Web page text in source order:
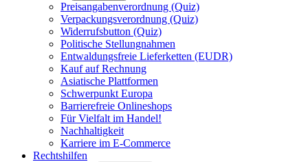
Preisangabenverordnung (Quiz)
Verpackungsverordnung (Quiz)
Widerrufsbutton (Quiz)
Politische Stellungnahmen
Entwaldungsfreie Lieferketten (EUDR)
Kauf auf Rechnung
Asiatische Plattformen
Schwerpunkt Europa
Barrierefreie Onlineshops
Für Vielfalt im Handel!
Nachhaltigkeit
Karriere im E-Commerce
Rechtshilfen